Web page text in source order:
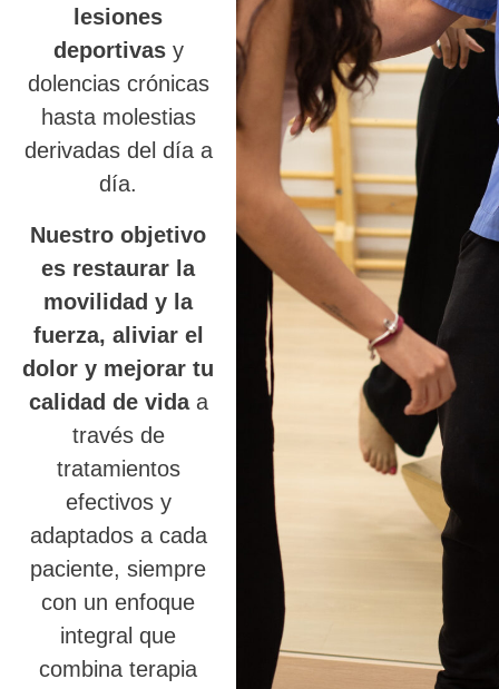
lesiones
deportivasy
dolencias crónicas
hasta molestias
derivadas del día a
día.
Nuestro objetivo
es restaurar la
movilidad y la
fuerza, aliviar el
dolor y mejorar tu
calidad de vidaa
través de
tratamientos
efectivos y
adaptados a cada
paciente, siempre
con un enfoque
integral que
combina terapia